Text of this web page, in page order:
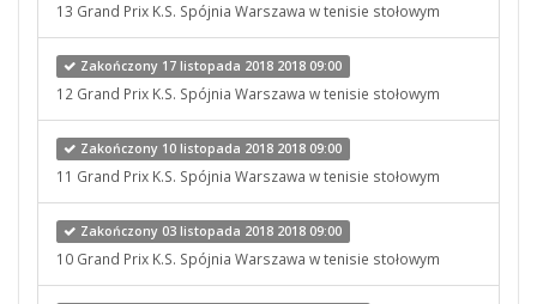
13 Grand Prix K.S. Spójnia Warszawa w tenisie stołowym
Zakończony 17 listopada 2018 2018 09:00
12 Grand Prix K.S. Spójnia Warszawa w tenisie stołowym
Zakończony 10 listopada 2018 2018 09:00
11 Grand Prix K.S. Spójnia Warszawa w tenisie stołowym
Zakończony 03 listopada 2018 2018 09:00
10 Grand Prix K.S. Spójnia Warszawa w tenisie stołowym